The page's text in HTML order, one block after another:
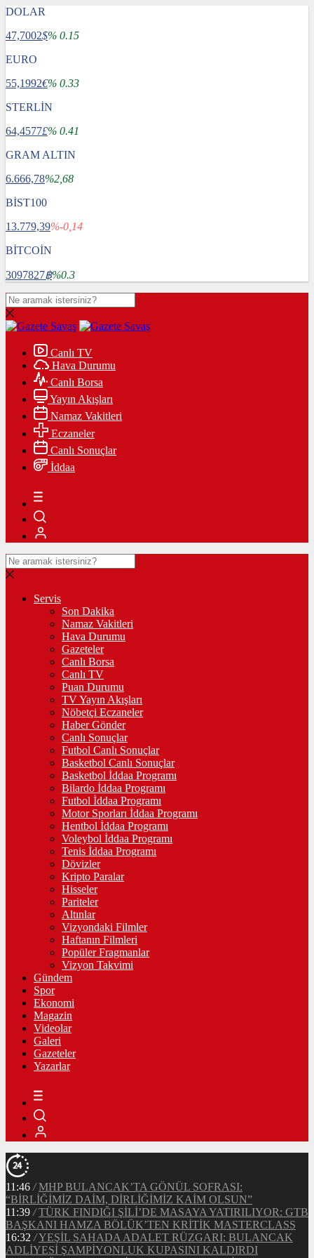
DOLAR
47,7002$% 0.15
EURO
55,1992€% 0.33
STERLİN
64,4577£% 0.41
GRAM ALTIN
6.666,78%2,68
BİST100
13.779,39%-0,14
BİTCOİN
3097827฿%0.3
Canlı TV
Hava Durumu
Canlı Borsa
Yayın Akışları
Namaz Vakitleri
Eczaneler
Canlı Sonuçlar
İddaa
Servis
Son Dakika
Namaz Vakitleri
Hava Durumu
Gazeteler
Canlı Borsa
Canlı TV
Puan Durumu
TV Yayın Akışları
Nöbetçi Eczaneler
Haber Gönder
Canlı Sonuçlar
Futbol Canlı Sonuçlar
Basketbol Canlı Sonuçlar
Basketbol İddaa Programı
Bilardo İddaa Programı
Futbol İddaa Programı
Motor Sporları İddaa Programı
Hentbol İddaa Programı
Voleybol İddaa Programı
Tenis İddaa Programı
Dövizler
Kripto Paralar
Hisseler
Pariteler
Altınlar
Vizyondaki Filmler
Haftanın Filmleri
Popüler Fragmanlar
Vizyon Takvimi
Gündem
Spor
Ekonomi
Magazin
Videolar
Galeri
Gazeteler
Yazarlar
11:46 / MHP BULANCAK’TA GÖNÜL SOFRASI:
“BİRLİĞİMİZ DAİM, DİRLİĞİMİZ KAİM OLSUN”
11:39 / TÜRK FINDIĞI ŞİLİ’DE MASAYA YATIRILIYOR: GTB
BAŞKANI HAMZA BÖLÜK’TEN KRİTİK MASTERCLASS
16:32 /YEŞİL SAHADA ADALET RÜZGARI: BULANCAK
ADLİYESİ ŞAMPİYONLUK KUPASINI KALDIRDI